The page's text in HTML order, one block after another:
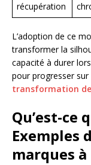
récupération
L’adoption de ce
transformer la
capacité à durer
pour progresser
transformation
Qu’est-ce
Exemples
marques